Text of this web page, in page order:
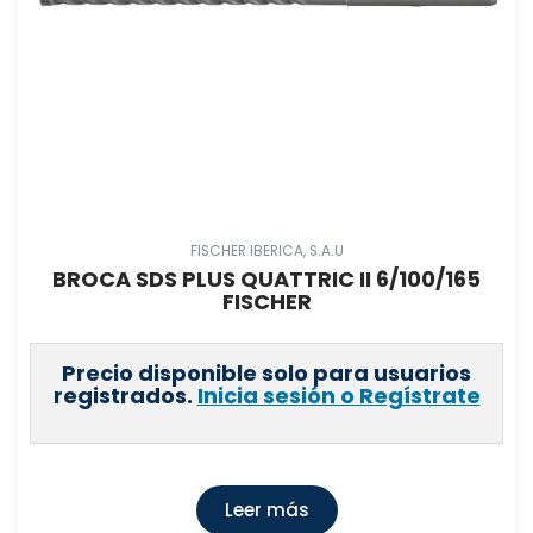
FISCHER IBERICA, S.A.U
BROCA SDS PLUS QUATTRIC II 6/100/165
FISCHER
Precio disponible solo para usuarios
registrados. Inicia sesión o Regístrate
Leer más